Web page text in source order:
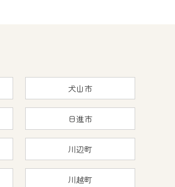
犬山市
日進市
川辺町
川越町